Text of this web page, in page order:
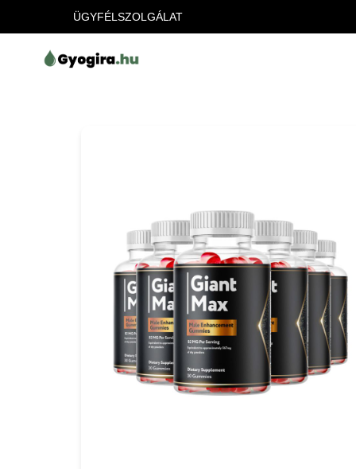
ÜGYFÉLSZOLGÁLAT